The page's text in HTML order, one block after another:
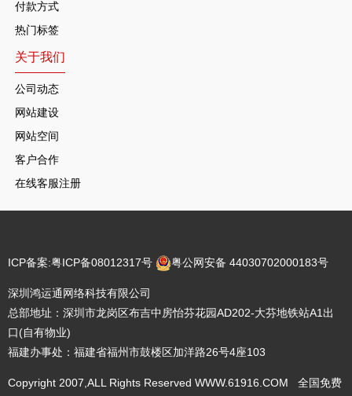
付款方式
热门标签
关于我们
公司动态
网站建设
网站空间
客户合作
在线客服注册
ICP备案:粤ICP备08012317号 粤公网安备 44030702000183号
深圳鸿运通网络科技有限公司
总部地址：深圳市龙岗区布吉中房怡芬花园AD202-大芬地铁站A1出
口(自有物业)
福建办事处：福建省福州市鼓楼区加洋路26号4座103
Copyright 2007,ALL Rights Reserved WWW.61916.COM 全国免费